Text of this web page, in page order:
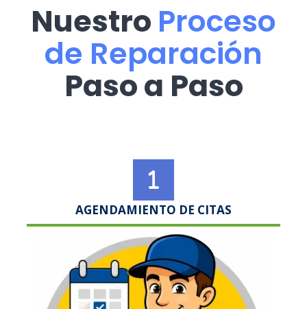
Nuestro Proceso
de Reparación
Paso a Paso
AGENDAMIENTO DE CITAS